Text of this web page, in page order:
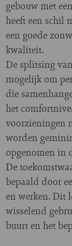
gebouw met
heeft een schil
een goede
kwaliteit.
De splitsing
mogelijk om
die
het
voorzieningen
worden
opgenomen in
De
bepaald door
en werken. Dit
wisselend
buurt en het